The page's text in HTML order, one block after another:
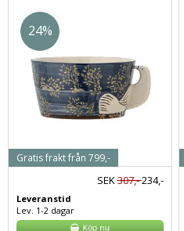
24%
SEK307,-234,-
Leveranstid
Lev. 1-2 dagar
Gratis frakt från 799,-